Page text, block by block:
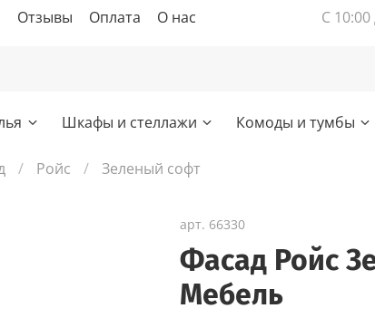
Отзывы Оплата О нас С
Шкафы и стеллажи Комоды и тумбы
Ройс Зеленый софт
арт. 66330
Фасад Ройс
Мебель